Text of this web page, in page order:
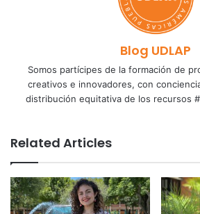
Blog UDLAP
Somos partícipes de la formación de
creativos e innovadores, con
distribución equitativa de los recursos
Related Articles